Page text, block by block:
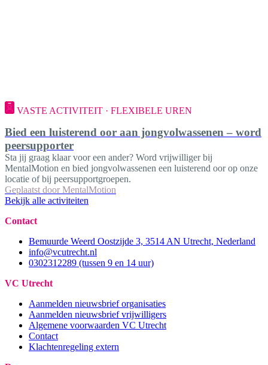
VASTE ACTIVITEIT · FLEXIBELE UREN
Bied een luisterend oor aan jongvolwassenen – word
peersupporter
Sta jij graag klaar voor een ander? Word vrijwilliger bij
MentalMotion en bied jongvolwassenen een luisterend oor op onze
locatie of bij peersupportgroepen.
Geplaatst door MentalMotion
Bekijk alle activiteiten
Contact
Bemuurde Weerd Oostzijde 3, 3514 AN Utrecht, Nederland
info@vcutrecht.nl
0302312289 (tussen 9 en 14 uur)
VC Utrecht
Aanmelden nieuwsbrief organisaties
Aanmelden nieuwsbrief vrijwilligers
Algemene voorwaarden VC Utrecht
Contact
Klachtenregeling extern